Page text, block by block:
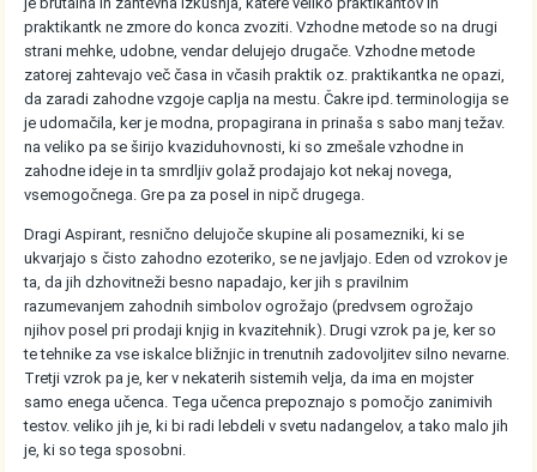
praktikantk ne zmore do konca zvoziti. Vzhodne metode so na drugi
strani mehke, udobne, vendar delujejo drugače. Vzhodne metode
zatorej zahtevajo več časa in včasih praktik oz. praktikantka ne opazi,
da zaradi zahodne vzgoje caplja na mestu. Čakre ipd. terminologija se
je udomačila, ker je modna, propagirana in prinaša s sabo manj težav.
na veliko pa se širijo kvaziduhovnosti, ki so zmešale vzhodne in
zahodne ideje in ta smrdljiv golaž prodajajo kot nekaj novega,
vsemogočnega. Gre pa za posel in nipč drugega.
Dragi Aspirant, resnično delujoče skupine ali posamezniki, ki se
ukvarjajo s čisto zahodno ezoteriko, se ne javljajo. Eden od vzrokov je
ta, da jih dzhovitneži besno napadajo, ker jih s pravilnim
razumevanjem zahodnih simbolov ogrožajo (predvsem ogrožajo
njihov posel pri prodaji knjig in kvazitehnik). Drugi vzrok pa je, ker so
te tehnike za vse iskalce bližnjic in trenutnih zadovoljitev silno nevarne.
Tretji vzrok pa je, ker v nekaterih sistemih velja, da ima en mojster
samo enega učenca. Tega učenca prepoznajo s pomočjo zanimivih
testov. veliko jih je, ki bi radi lebdeli v svetu nadangelov, a tako malo jih
je, ki so tega sposobni.